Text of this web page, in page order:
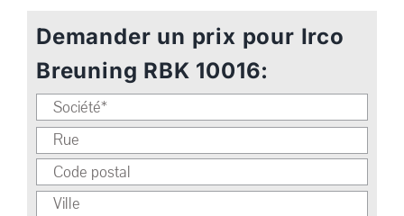
Demander un prix pour Irco
Breuning RBK 10016: